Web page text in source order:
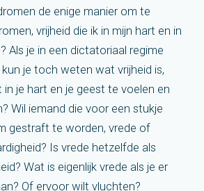
de enige manier om te
vrijheid die ik in mijn hart en in
Als je in een dictatoriaal regime
je toch weten wat vrijheid is,
je hart en je geest te voelen en
Wil iemand die voor een stukje
gestraft te worden, vrede of
Is vrede hetzelfde als
Wat is eigenlijk vrede als je er
Of ervoor wilt vluchten?